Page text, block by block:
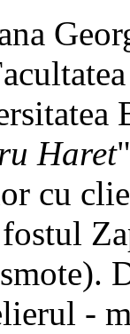
Haret
cu
-